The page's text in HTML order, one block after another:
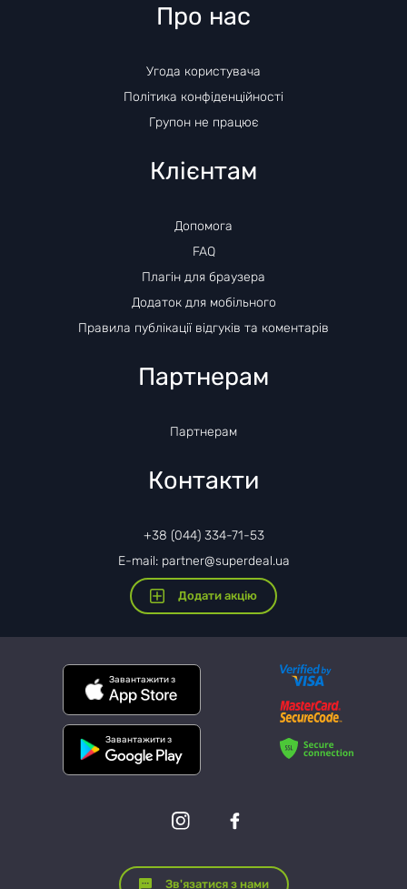
Про нас
Угода користувача
Політика конфіденційності
Групон не працює
Клієнтам
Допомога
FAQ
Плагін для браузера
Додаток для мобільного
Правила публікації відгуків та коментарів
Партнерам
Партнерам
Контакти
+38 (044) 334-71-53
E-mail: partner@superdeal.ua
Додати акцію
Завантажити з
Завантажити з
Зв'язатися з нами